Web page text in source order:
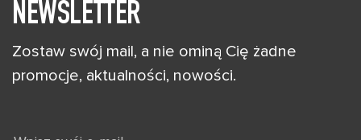
NEWSLETTER
Zostaw swój mail, a nie ominą Cię żadne
promocje, aktualności, nowości.